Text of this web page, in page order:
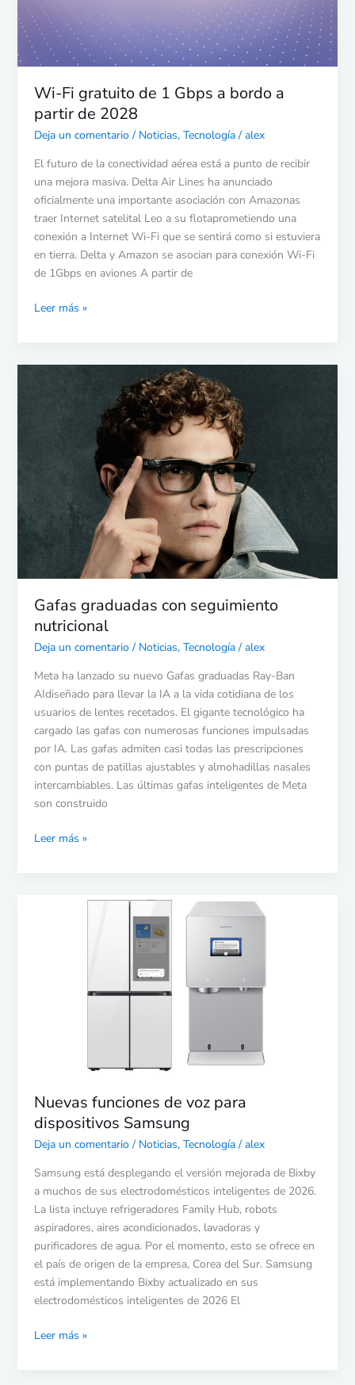
Wi-Fi gratuito de 1 Gbps a bordo a
partir de 2028
Deja un comentario / Noticias, Tecnología/ alex
El futuro de la conectividad aérea está a punto de recibir
una mejora masiva. Delta Air Lines ha anunciado
oficialmente una importante asociación con Amazonas
traer Internet satelital Leo a su flotaprometiendo una
conexión a Internet Wi-Fi que se sentirá como si estuviera
en tierra. Delta y Amazon se asocian para conexión Wi-Fi
de 1Gbps en aviones A partir de
bordo
partir
2028
Leer más »
Gafas graduadas con seguimiento
nutricional
Deja un comentario / Noticias, Tecnología/ alex
Meta ha lanzado su nuevo Gafas graduadas Ray-Ban
AIdiseñado para llevar la IA a la vida cotidiana de los
usuarios de lentes recetados. El gigante tecnológico ha
cargado las gafas con numerosas funciones impulsadas
por IA. Las gafas admiten casi todas las prescripciones
con puntas de patillas ajustables y almohadillas nasales
intercambiables. Las últimas gafas inteligentes de Meta
son construido
Leer más »
Nuevas funciones de voz para
dispositivos Samsung
Deja un comentario / Noticias, Tecnología/ alex
Samsung está desplegando el versión mejorada de Bixby
a muchos de sus electrodomésticos inteligentes de 2026.
La lista incluye refrigeradores Family Hub, robots
aspiradores, aires acondicionados, lavadoras y
purificadores de agua. Por el momento, esto se ofrece en
el país de origen de la empresa, Corea del Sur. Samsung
está implementando Bixby actualizado en sus
electrodomésticos inteligentes de 2026 El
dispositivos
Leer más »